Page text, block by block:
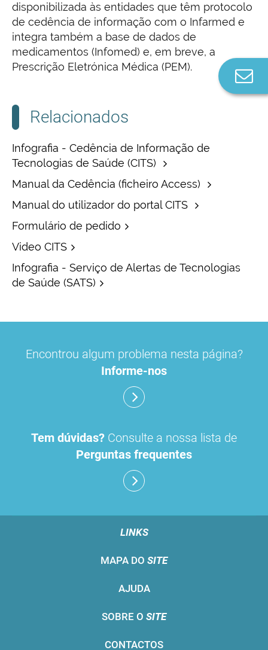
disponibilizada às entidades que têm protocolo
de cedência de informação com o Infarmed e
integra também a base de dados de
medicamentos (Infomed) e, em breve, a
Prescrição Eletrónica Médica (PEM).
Relacionados
Infografia - Cedência de Informação de
Tecnologias de Saúde (CITS)
Manual da Cedência (ficheiro Access)
Manual do utilizador do portal CITS
Formulário de pedido
Video CITS
Infografia - Serviço de Alertas de Tecnologias
de Saúde (SATS)
Encontrou algum problema nesta página?
Informe-nos
Tem dúvidas? Consulte a nossa lista de
Perguntas frequentes
LINKS
MAPA DO SITE
AJUDA
SOBRE O SITE
CONTACTOS